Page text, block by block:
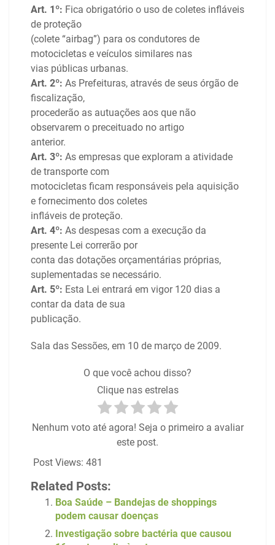
Art. 1º: Fica obrigatório o uso de coletes infláveis
de proteção
(colete “airbag”) para os condutores de
motocicletas e veículos similares nas
vias públicas urbanas.
Art. 2º: As Prefeituras, através de seus órgão de
fiscalização,
procederão as autuações aos que não
observarem o preceituado no artigo
anterior.
Art. 3º: As empresas que exploram a atividade
de transporte com
motocicletas ficam responsáveis pela aquisição
e fornecimento dos coletes
infláveis de proteção.
Art. 4º: As despesas com a execução da
presente Lei correrão por
conta das dotações orçamentárias próprias,
suplementadas se necessário.
Art. 5º: Esta Lei entrará em vigor 120 dias a
contar da data de sua
publicação.
Sala das Sessões, em 10 de março de 2009.
O que você achou disso?
Clique nas estrelas
Nenhum voto até agora! Seja o primeiro a avaliar
este post.
Post Views: 481
Related Posts:
Boa Saúde – Bandejas de shoppings
podem causar doenças
Investigação sobre bactéria que causou